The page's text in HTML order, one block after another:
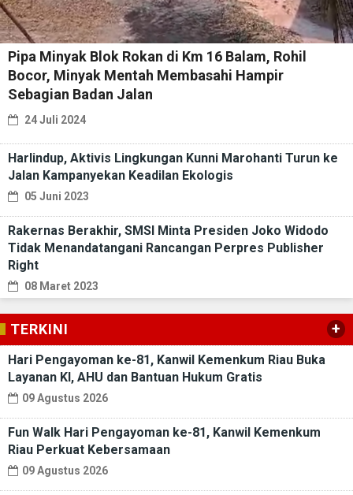
Pipa Minyak Blok Rokan di Km 16 Balam, Rohil
Bocor, Minyak Mentah Membasahi Hampir
Sebagian Badan Jalan
24 Juli 2024
Harlindup, Aktivis Lingkungan Kunni Marohanti Turun ke
Jalan Kampanyekan Keadilan Ekologis
05 Juni 2023
Rakernas Berakhir, SMSI Minta Presiden Joko Widodo
Tidak Menandatangani Rancangan Perpres Publisher
Right
08 Maret 2023
TERKINI +
Hari Pengayoman ke-81, Kanwil Kemenkum Riau Buka
Layanan KI, AHU dan Bantuan Hukum Gratis
09 Agustus 2026
Fun Walk Hari Pengayoman ke-81, Kanwil Kemenkum
Riau Perkuat Kebersamaan
09 Agustus 2026